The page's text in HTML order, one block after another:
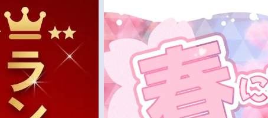
最新記事一覧
アニメ記事一覧
声優記事一覧